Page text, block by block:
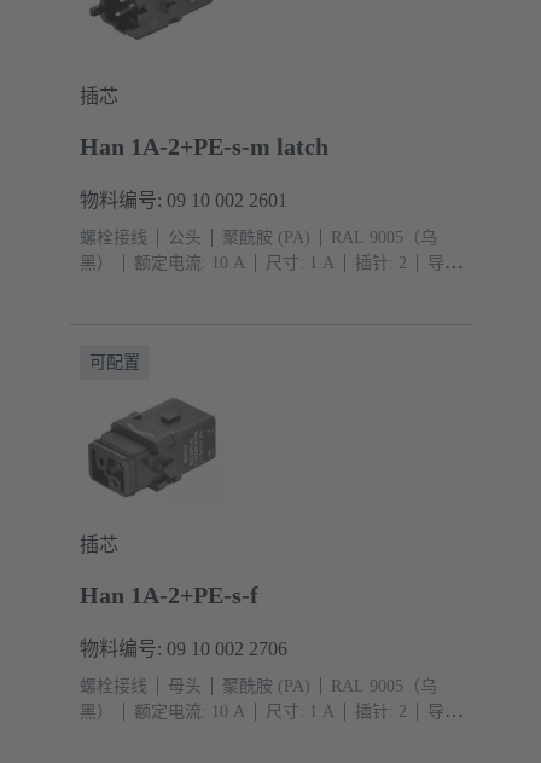
插芯
Han 1A-2+PE-s-m latch
物料编号: 09 10 002 2601
螺栓接线 公头 聚酰胺 (PA)
RAL 9005（乌
黑）
额定电流: ‌10 A 尺寸: 1 A 插针: 2
导体
可配置
插芯
Han 1A-2+PE-s-f
物料编号: 09 10 002 2706
螺栓接线 母头 聚酰胺 (PA)
RAL 9005（乌
黑）
额定电流: ‌10 A 尺寸: 1 A 插针: 2
导体